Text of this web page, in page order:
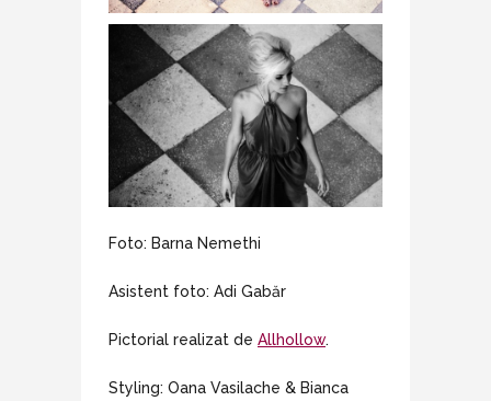
Foto: Barna Nemethi
Asistent foto: Adi Gabăr
Pictorial realizat de Allhollow.
Styling: Oana Vasilache & Bianca